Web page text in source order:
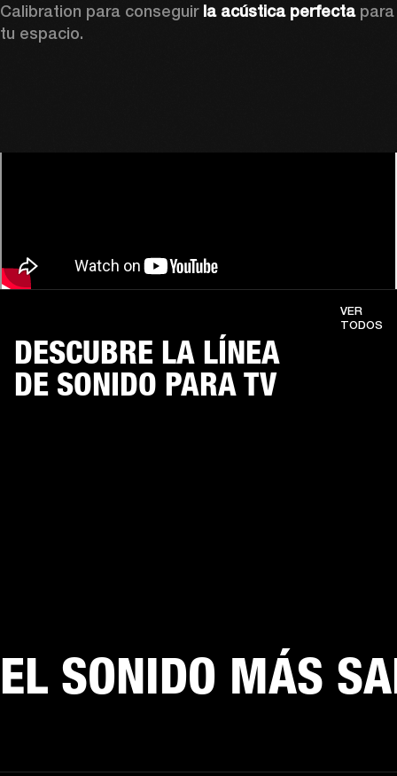
Calibration para conseguir la acústica perfecta para
tu espacio.
DESCUBRE LA LÍNEA
DE SONIDO PARA TV
VER
TODOS
EL SONIDO MÁS